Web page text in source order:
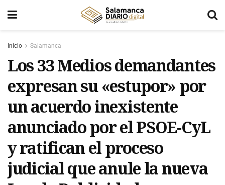
Inicio Salamanca
Los 33 Medios demandantes
expresan su «estupor» por
un acuerdo inexistente
anunciado por el PSOE-CyL
y ratifican el proceso
judicial que anule la nueva